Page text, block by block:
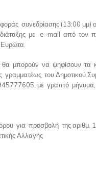
συνεδρίασης (13:00 μμ)
με e–mail από τον
θα μπορούν να ψηφίσουν τα
του Δημοτικού
με γραπτό
για προσβολή της
Αλλαγής